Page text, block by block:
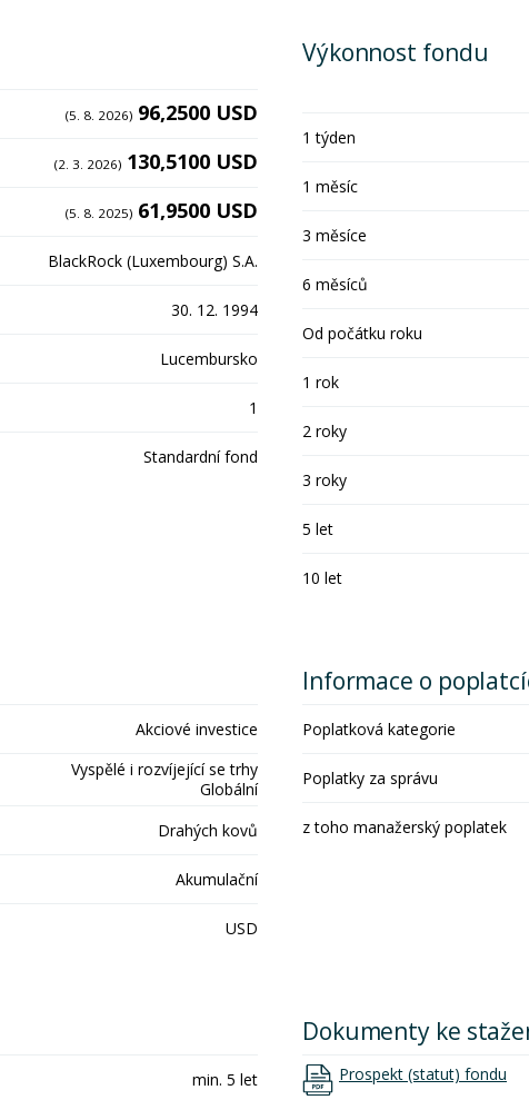
(5. 8. 2026) 96,2500 USD
(2. 3. 2026) 130,5100 USD
(5. 8. 2025) 61,9500 USD
BlackRock (Luxembourg) S.A.
30. 12. 1994
Lucembursko
1
Standardní fond
Výkonnost fondu
1 týden
1 měsíc
3 měsíce
6 měsíců
Od počátku roku
1 rok
2 roky
3 roky
5 let
10 let
Akciové investice
Vyspělé i rozvíjející se trhy
Globální
Drahých kovů
Akumulační
USD
Informace o
Poplatková kategorie
Poplatky za správu
z toho manažerský poplatek
min. 5 let
Dokumenty ke
Prospekt (statut) fondu